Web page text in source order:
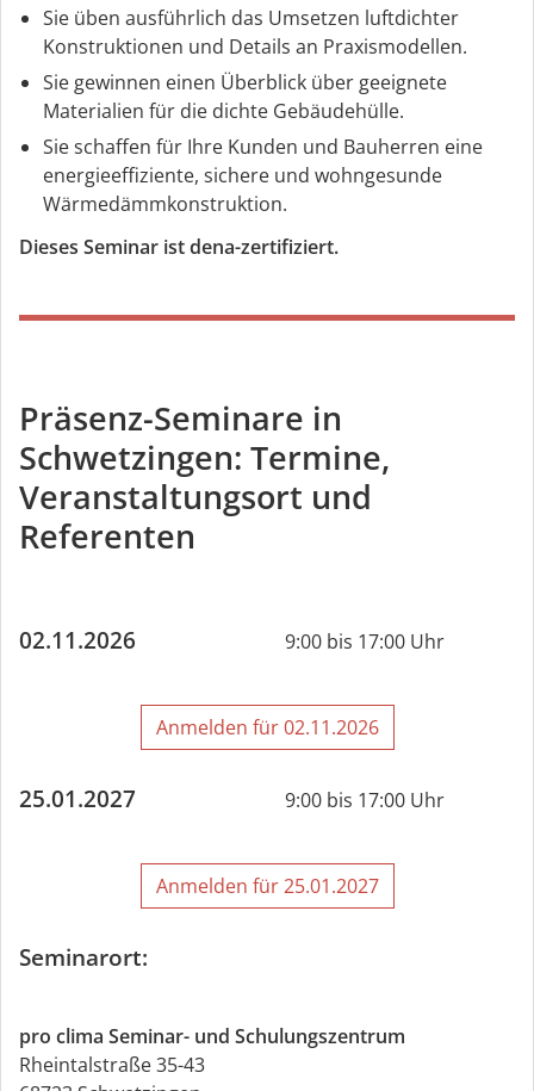
Sie üben ausführlich das Umsetzen luftdichter
Konstruktionen und Details an Praxismodellen.
Sie gewinnen einen Überblick über geeignete
Materialien für die dichte Gebäudehülle.
Sie schaffen für Ihre Kunden und Bauherren eine
energieeffiziente, sichere und wohngesunde
Wärmedämmkonstruktion.
Dieses Seminar ist dena-zertifiziert.
Präsenz-Seminare in
Schwetzingen: Termine,
Veranstaltungsort und
Referenten
02.11.2026 9:00 bis 17:00 Uhr
Anmelden für 02.11.2026
25.01.2027 9:00 bis 17:00 Uhr
Anmelden für 25.01.2027
Seminarort:
pro clima Seminar- und Schulungszentrum
Rheintalstraße 35-43